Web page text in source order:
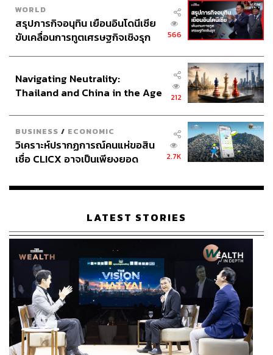
WORLD
สรุปภารกิจอนุทิน เยือนอินโดนีเซีย
ขับเคลื่อนการทูตเศรษฐกิจเชิงรุก
566
Navigating Neutrality:
Thailand and China in the Age
212
BUSINESS / ECONOMIC
วิเคราะห์ปรากฏการณ์คนแห่ขอสิน
เชื่อ CLICX อาจเป็นเพียงยอด
เรือนไทยที่ถูกซุกไว้
2.7K
LATEST STORIES